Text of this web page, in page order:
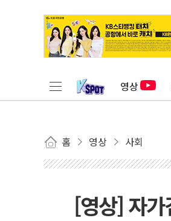
영상
홈 영상 사회
[영상] 자가